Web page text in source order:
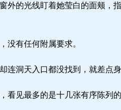
的光线盯着她莹白的面颊，
没有任何附属要求。
洞天入口都没找到，就差点身
见最多的是十几张有序陈列